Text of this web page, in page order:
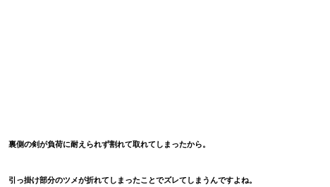
裏側の剣が負荷に耐えられず割れて取れてしまったから。
引っ掛け部分のツメが折れてしまったことでズレてしまうんですよね。